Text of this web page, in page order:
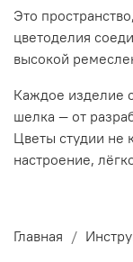
Это
цветоделия
высокой
Каждое изделие
шелка — от
Цветы студии не
настроение,
Главная